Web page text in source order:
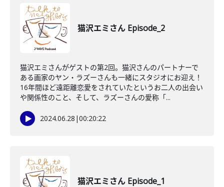
猫沢エミさん Episode_2
猫沢エミさんがゲストの第2回。猫沢さんのパートナーで
ある画家のヤン・ラズーさんも一緒にスタジオにお迎え！
16年間ほど遠距離恋愛をされていたというお二人の出会い
や関係性のこと、そして、ラズーさんの愛称「...
2024.06.28 |00:20:22
猫沢エミさん Episode_1